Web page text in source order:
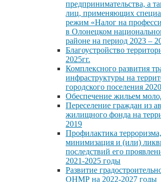
предпринимательства, а
лиц, применяющих
режим «Налог на
в Олонецком
районе на период 2023 –
Благоустройство
2025гг.
Комплексного развития
инфраструктуры на
городского поселения
Обеспечение жильем
Переселение граждан из
жилищного фонда на
2019
Профилактика
минимизация и (или)
последствий его
2021-2025 годы
Развитие
ОНМР на 2022-2027 годы